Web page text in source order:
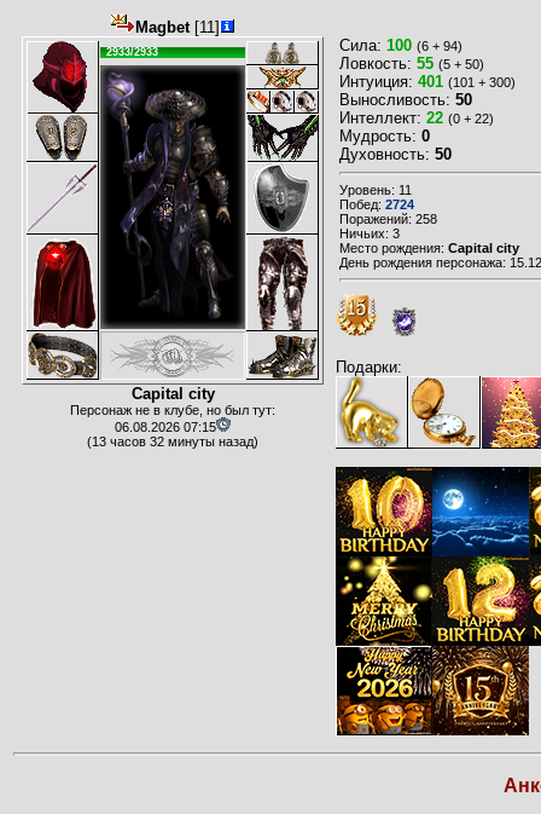
Magbet[11]
2933/2933
Capital city
Персонаж не в клубе, но был тут:
06.08.2026 07:15
(13 часов 32 минуты назад)
Сила: 100 (6 + 94)
Ловкость: 55 (5 + 50)
Интуиция: 401 (101 + 300)
Выносливость: 50
Интеллект: 22 (0 + 22)
Мудрость: 0
Духовность: 50
Уровень: 11
Побед: 2724
Поражений: 258
Ничьих: 3
Место рождения: Capital city
День рождения персонажа:
Подарки: